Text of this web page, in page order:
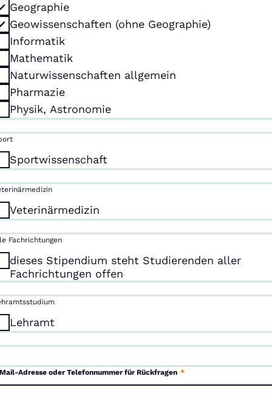
Geographie
Geowissenschaften (ohne Geographie)
Informatik
Mathematik
Naturwissenschaften allgemein
Pharmazie
Physik, Astronomie
Sportwissenschaft
Veterinärmedizin
Fachrichtungen
dieses Stipendium steht Studierenden aller
Fachrichtungen offen
Lehramt
Adresse oder Telefonnummer für Rückfragen *